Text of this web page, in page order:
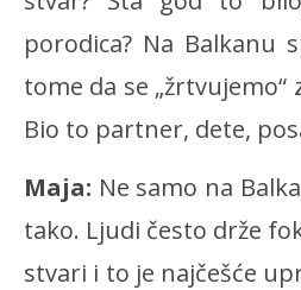
porodica? Na Balkanu
tome da se „žrtvujemo“
Bio to partner, dete,
Maja: Ne samo na
tako. Ljudi često drže
stvari i to je najčešće